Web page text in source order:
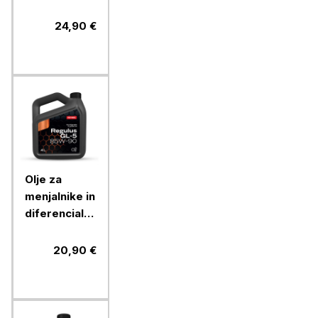
24,90 €
Olje za
menjalnike in
diferenciale
REGULUS20,90 €